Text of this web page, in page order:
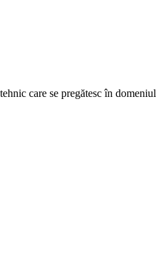
care se pregătesc în domeniul